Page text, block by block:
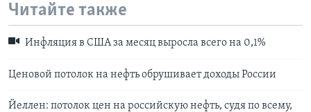
Читайте также
Инфляция в США за месяц выросла всего на 0,1%
Ценовой потолок на нефть обрушивает доходы России
Йеллен: потолок цен на российскую нефть, судя по всему,